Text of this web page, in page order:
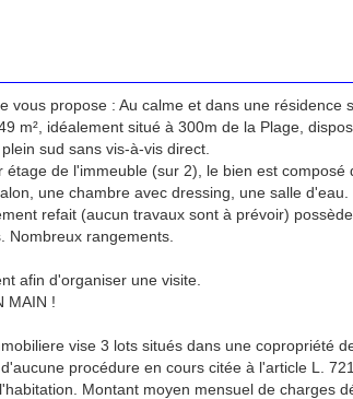
vous propose : Au calme et dans une résidence
m², idéalement situé à 300m de la Plage,
sud sans vis-à-vis direct.
étage de l'immeuble (sur 2), le bien est composé
une chambre avec dressing, une salle d'eau.
refait (aucun travaux sont à prévoir)
Nombreux rangements.
afin d'organiser une visite.
MAIN !
vise 3 lots situés dans une copropriété
procédure en cours citée à l'article L.
Montant moyen mensuel de charges